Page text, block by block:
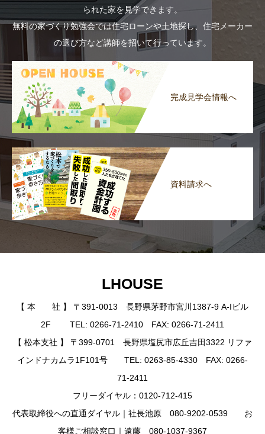
られた家を見学できます。
無料の家づくり勉強会では住宅ローンや土地探し、住宅メーカー
の選び方など講師を招いて行っています。
完成見学会情報へ
資料請求へ
LHOUSE
【 本 社 】 〒391-0013 長野県茅野市宮川1387-9 A-Iビル
2F TEL: 0266-71-2410 FAX: 0266-71-2411
【 松本支社 】 〒399-0701 長野県塩尻市広丘吉田3322 リファ
インドナカムラ1F101号 TEL: 0263-85-4330 FAX: 0266-
71-2411
フリーダイヤル：0120-712-415
代表取締役への直通ダイヤル｜社長池原 080-9202-0539 お
客様ご相談窓口｜遠藤 080-1037-9367